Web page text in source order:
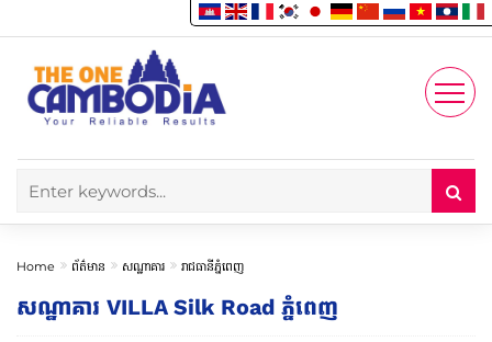
Account
Enjoy
Home ព័ត៌មាន សណ្ឋាគារ រាជធានីភ្នំពេញ
សណ្ឋាគារ VILLA Silk Road ភ្នំពេញ